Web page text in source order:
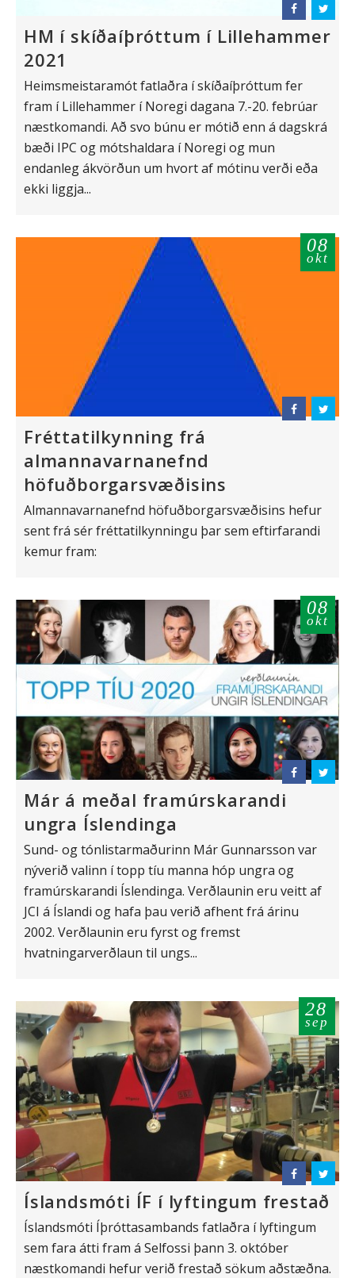
HM í skíðaíþróttum í Lillehammer
2021
Heimsmeistaramót fatlaðra í skíðaíþróttum fer
fram í Lillehammer í Noregi dagana 7.-20. febrúar
næstkomandi. Að svo búnu er mótið enn á dagskrá
bæði IPC og mótshaldara í Noregi og mun
endanleg ákvörðun um hvort af mótinu verði eða
ekki liggja...
08
okt
Fréttatilkynning frá
almannavarnanefnd
höfuðborgarsvæðisins
Almannavarnanefnd höfuðborgarsvæðisins hefur
sent frá sér fréttatilkynningu þar sem eftirfarandi
kemur fram:
08
okt
Már á meðal framúrskarandi
ungra Íslendinga
Sund- og tónlistarmaðurinn Már Gunnarsson var
nýverið valinn í topp tíu manna hóp ungra og
framúrskarandi Íslendinga. Verðlaunin eru veitt af
JCI á Íslandi og hafa þau verið afhent frá árinu
2002. Verðlaunin eru fyrst og fremst
hvatningarverðlaun til ungs...
28
sep
Íslandsmóti ÍF í lyftingum frestað
Íslandsmóti Íþróttasambands fatlaðra í lyftingum
sem fara átti fram á Selfossi þann 3. október
næstkomandi hefur verið frestað sökum aðstæðna.